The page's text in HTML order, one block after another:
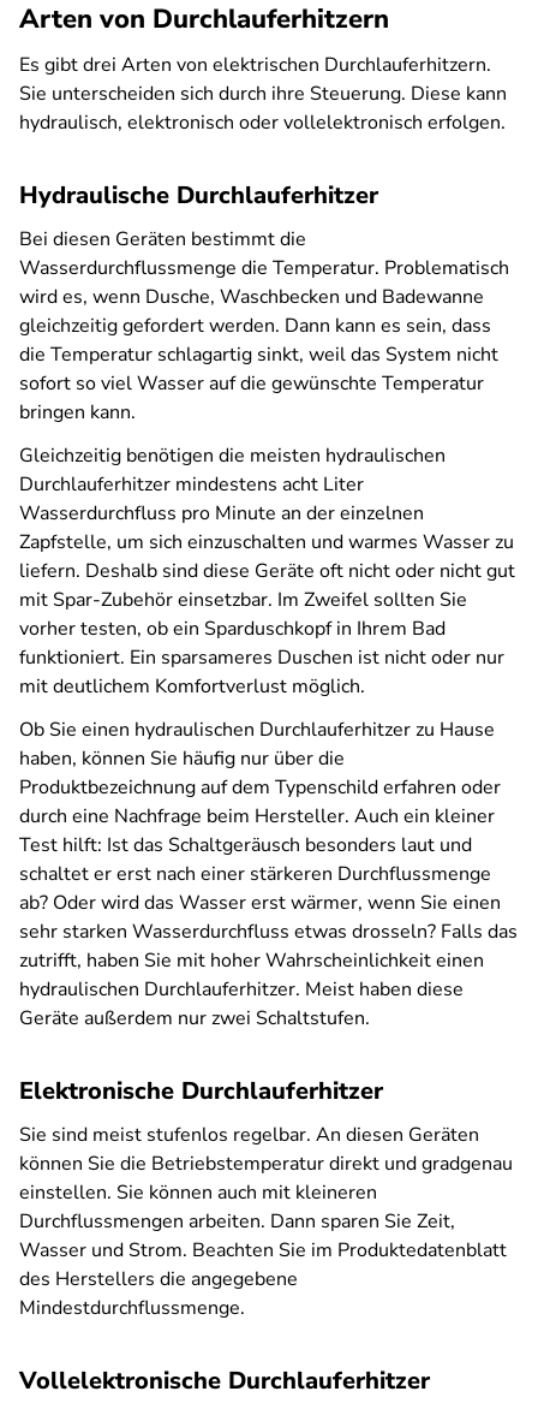
Arten von Durchlauferhitzern
Es gibt drei Arten von elektrischen Durchlauferhitzern.
Sie unterscheiden sich durch ihre Steuerung. Diese kann
hydraulisch, elektronisch oder vollelektronisch erfolgen.
Hydraulische Durchlauferhitzer
Bei diesen Geräten bestimmt die
Wasserdurchflussmenge die Temperatur. Problematisch
wird es, wenn Dusche, Waschbecken und Badewanne
gleichzeitig gefordert werden. Dann kann es sein, dass
die Temperatur schlagartig sinkt, weil das System nicht
sofort so viel Wasser auf die gewünschte Temperatur
bringen kann.
Gleichzeitig benötigen die meisten hydraulischen
Durchlauferhitzer mindestens acht Liter
Wasserdurchfluss pro Minute an der einzelnen
Zapfstelle, um sich einzuschalten und warmes Wasser zu
liefern. Deshalb sind diese Geräte oft nicht oder nicht gut
mit Spar-Zubehör einsetzbar. Im Zweifel sollten Sie
vorher testen, ob ein Sparduschkopf in Ihrem Bad
funktioniert. Ein sparsameres Duschen ist nicht oder nur
mit deutlichem Komfortverlust möglich.
Ob Sie einen hydraulischen Durchlauferhitzer zu Hause
haben, können Sie häufig nur über die
Produktbezeichnung auf dem Typenschild erfahren oder
durch eine Nachfrage beim Hersteller. Auch ein kleiner
Test hilft: Ist das Schaltgeräusch besonders laut und
schaltet er erst nach einer stärkeren Durchflussmenge
ab? Oder wird das Wasser erst wärmer, wenn Sie einen
sehr starken Wasserdurchfluss etwas drosseln? Falls das
zutrifft, haben Sie mit hoher Wahrscheinlichkeit einen
hydraulischen Durchlauferhitzer. Meist haben diese
Geräte außerdem nur zwei Schaltstufen.
Elektronische Durchlauferhitzer
Sie sind meist stufenlos regelbar. An diesen Geräten
können Sie die Betriebstemperatur direkt und gradgenau
einstellen. Sie können auch mit kleineren
Durchflussmengen arbeiten. Dann sparen Sie Zeit,
Wasser und Strom. Beachten Sie im Produktedatenblatt
des Herstellers die angegebene
Mindestdurchflussmenge.
Vollelektronische Durchlauferhitzer